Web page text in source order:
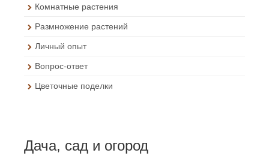
Комнатные растения
Размножение растений
Личный опыт
Вопрос-ответ
Цветочные поделки
Дача, сад и огород